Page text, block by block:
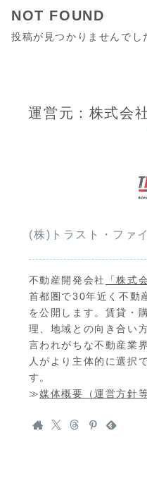
NOT FOUND
投稿が見つかりませんでし
運営元：株式会
(株)トラスト・ファ
不動産開発会社 「株式
首都圏で30年近く不動
を公開します。賃貸・
理、地域との向き合い
言われがちな不動産業
人がより主体的に選択
す。
≫媒体概要（運営方針